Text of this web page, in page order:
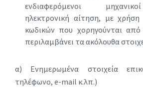
ενδιαφερόμενοι
ηλεκτρονική αίτηση, με
κωδικών που χορηγούνται
περιλαμβάνει τα ακόλουθα
α) Ενημερωμένα στοιχεία
τηλέφωνο, e-mail κ.λπ.)